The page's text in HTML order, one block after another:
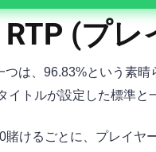
RTP (プ
つは、96.83%という素
トルが設定した標準と
けるごとに、プレイ